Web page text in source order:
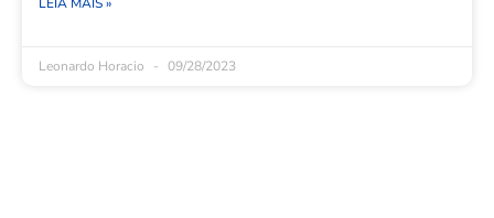
LEIA MAIS »
Leonardo Horacio 09/28/2023